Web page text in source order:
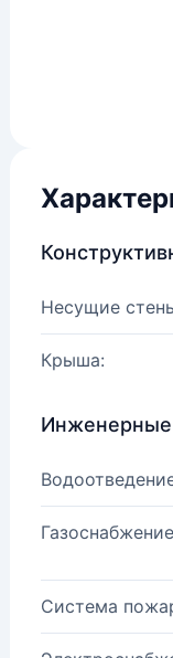
Несущие
Крыша:
Система